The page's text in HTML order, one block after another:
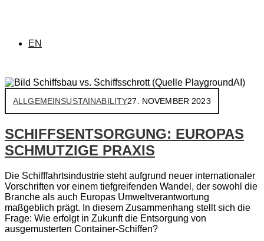
EN
ALLGEMEINSUSTAINABILITY27. NOVEMBER 2023
SCHIFFSENTSORGUNG: EUROPAS
SCHMUTZIGE PRAXIS
Die Schifffahrtsindustrie steht aufgrund neuer internationaler
Vorschriften vor einem tiefgreifenden Wandel, der sowohl die
Branche als auch Europas Umweltverantwortung
maßgeblich prägt. In diesem Zusammenhang stellt sich die
Frage: Wie erfolgt in Zukunft die Entsorgung von
ausgemusterten Container-Schiffen?